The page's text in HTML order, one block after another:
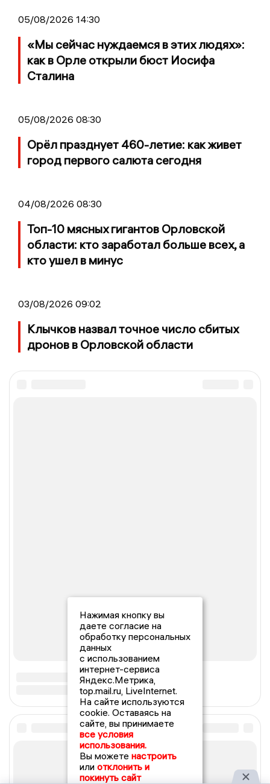
05/08/2026 14:30
«Мы сейчас нуждаемся в этих людях»:
как в Орле открыли бюст Иосифа
Сталина
05/08/2026 08:30
Орёл празднует 460-летие: как живет
город первого салюта сегодня
04/08/2026 08:30
Топ-10 мясных гигантов Орловской
области: кто заработал больше всех, а
кто ушел в минус
03/08/2026 09:02
Клычков назвал точное число сбитых
дронов в Орловской области
Нажимая кнопку вы
даете согласие на
обработку персональных
данных
с использованием
интернет-сервиса
Яндекс.Метрика,
top.mail.ru, LiveInternet.
На сайте используются
cookie. Оставаясь на
сайте, вы принимаете
все условия
использования.
Вы можете настроить
или отклонить и
покинуть сайт